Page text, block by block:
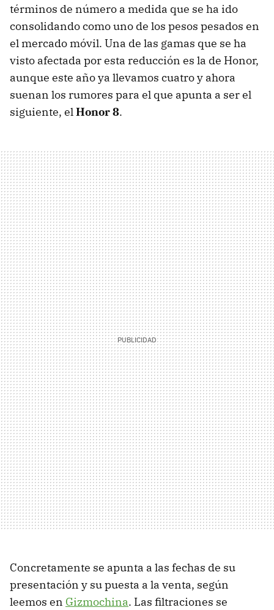
términos de número a medida que se ha ido
consolidando como uno de los pesos pesados en
el mercado móvil. Una de las gamas que se ha
visto afectada por esta reducción es la de Honor,
aunque este año ya llevamos cuatro y ahora
suenan los rumores para el que apunta a ser el
siguiente, elHonor 8.
Concretamente se apunta a las fechas de su
presentación y su puesta a la venta, según
leemos en Gizmochina. Las filtraciones se